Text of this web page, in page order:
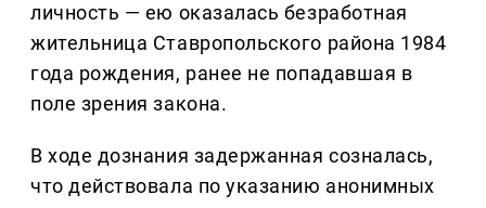
личность — ею оказалась безработная
жительница Ставропольского района 1984
года рождения, ранее не попадавшая в
поле зрения закона.
В ходе дознания задержанная созналась,
что действовала по указанию анонимных